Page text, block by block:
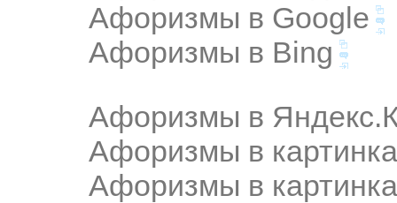
Афоризмы в Google
Афоризмы в Bing
Афоризмы в
Афоризмы в
Афоризмы в